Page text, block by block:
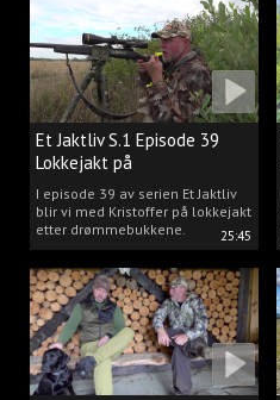
25:45
Et Jaktliv S.1 Episode 39
Lokkejakt på
drømmebukkene
I episode 39 av serien Et Jaktliv
blir vi med Kristoffer på lokkejakt
etter drømmebukkene.